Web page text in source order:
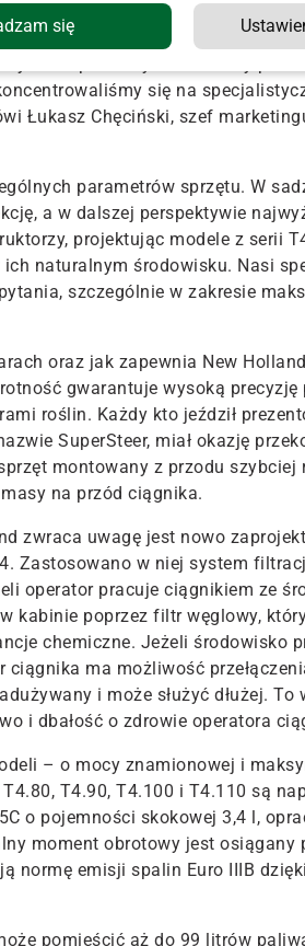
w sadownictwie. Spotkanie
je m.in. podczas jazdy
się na
Łukasz Chęciński, szef marketing
parametrów sprzętu. W
a w dalszej perspektywie
projektując modele z serii
ich naturalnym środowisku. Nasi
szczególnie w zakresie
oraz jak zapewnia New
gwarantuje wysoką precyzję
roślin. Każdy kto jeździł
SuperSteer, miał okazję
montowany z przodu szybciej
na przód ciągnika.
zwraca uwagę jest nowo
4. Zastosowano w niej system
operator pracuje ciągnikiem ze
kabinie poprzez filtr węglowy,
chemiczne. Jeżeli środowisko
ma możliwość
i może służyć dłużej.
i dbałość o zdrowie operatora
– o mocy znamionowej i
T4.90, T4.100 i T4.110 są
o pojemności skokowej 3,4 l,
moment obrotowy jest osiągany
normę emisji spalin Euro IIIB
pomieścić aż do 99 litrów
się